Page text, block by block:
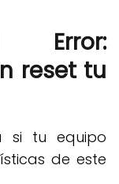
Error:
reset tu
si tu equipo
de este